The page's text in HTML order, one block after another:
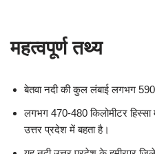
महत्वपूर्ण तथ्य
बेतवा नदी की कुल लंबाई लगभग 590
लगभग 470-480 किलोमीटर
उत्तर प्रदेश में बहता है।